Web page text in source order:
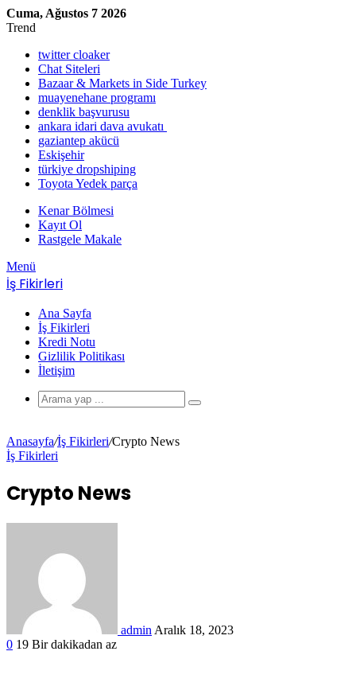
Cuma, Ağustos 7 2026
Trend
twitter cloaker
Chat Siteleri
Bazaar & Markets in Side Turkey
muayenehane programı
denklik başvurusu
ankara idari dava avukatı
gaziantep akücü
Eskişehir
türkiye dropshiping
Toyota Yedek parça
Kenar Bölmesi
Kayıt Ol
Rastgele Makale
Menü
İş Fikirleri
Ana Sayfa
İş Fikirleri
Kredi Notu
Gizlilik Politikası
İletişim
Anasayfa/İş Fikirleri/Crypto News
İş Fikirleri
Crypto News
admin Aralık 18, 2023
0 19 Bir dakikadan az